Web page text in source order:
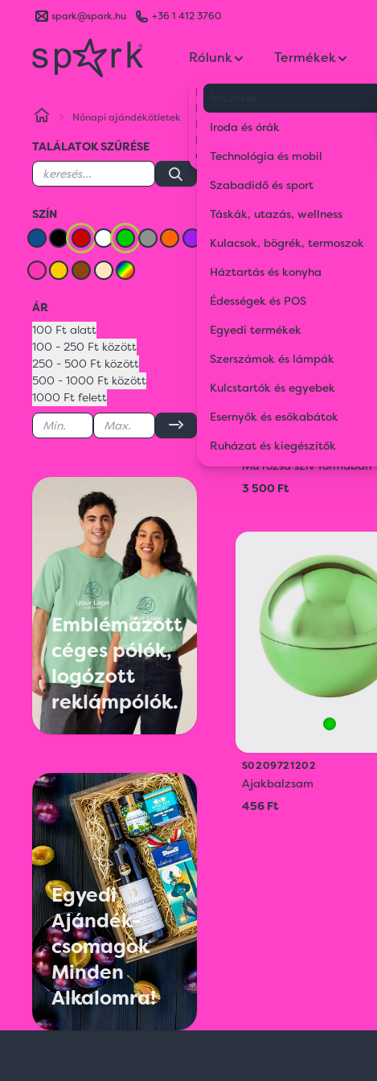
spark@spark.hu +36 1 412 3760
Rólunk
Kik vagyunk
Kapcsolat
Blog
Karrier
Gyakran Ismételt Kérdések
Termékek
Iroda és órák
Technológia és mobil
Szabadidő és sport
Táskák, utazás, wellness
Kulacsok, bögrék, termoszok
Háztartás és konyha
Édességek és POS
Egyedi termékek
Szerszámok és lámpák
Kulcstartók és egyebek
Esernyők és esőkabátok
Ruházat és kiegészítők
Nőnapi ajándékötletek
TALÁLATOK SZŰRÉSE
SZÍN
ÁR
100 Ft alatt
100 - 250 Ft között
250 - 500 Ft között
500 - 1000 Ft között
1000 Ft felett
Emblémázott
céges pólók,
logózott
reklámpólók.
Egyedi
Ajándék-
csomagok
Minden
Alkalomra!
Piros Zöld
75378
Mű rózsa szív formában
3 500 Ft
S0209721202
Ajakbalzsam
456 Ft